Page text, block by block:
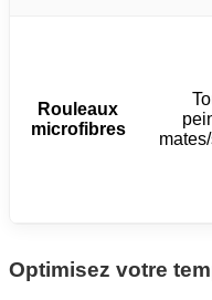
Rouleaux
microfibres
Optimisez votre